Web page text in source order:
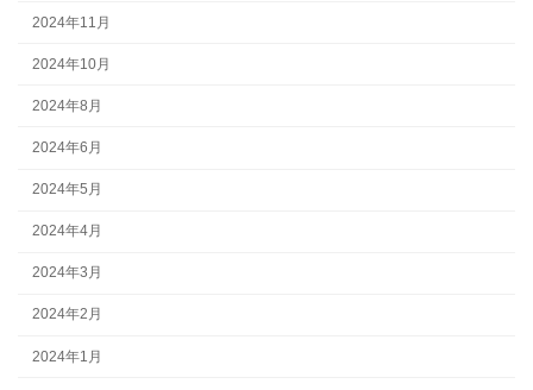
2024年11月
2024年10月
2024年8月
2024年6月
2024年5月
2024年4月
2024年3月
2024年2月
2024年1月